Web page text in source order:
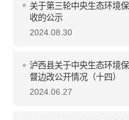
关于第三轮中央生态环境
收的公示
2024.08.30
泸西县关于中央生态环境
督边改公开情况（十四）
2024.06.27